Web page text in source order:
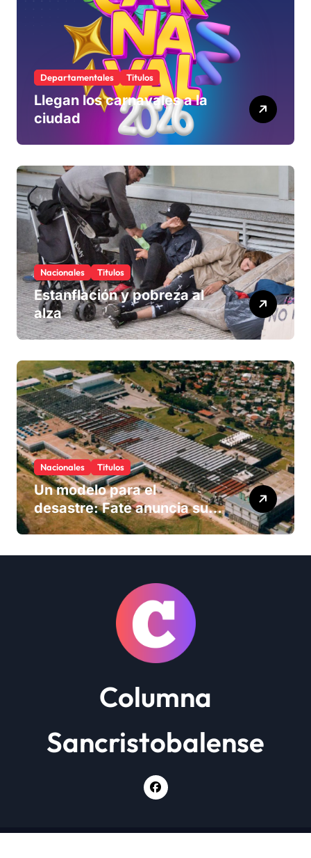
Departamentales Titulos
Llegan los carnavales a la
ciudad
Nacionales Titulos
Estanflación y pobreza al
alza
Nacionales Titulos
Un modelo para el
desastre: Fate anuncia su
cierre definitivo y despide a
Columna
Sancristobalense